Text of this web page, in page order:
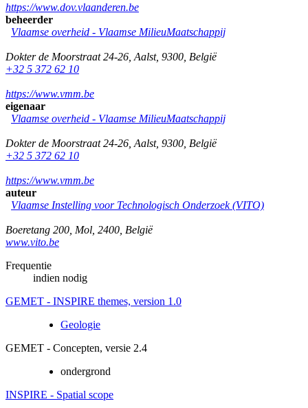
https://www.dov.vlaanderen.be
beheerder
Vlaamse overheid - Vlaamse MilieuMaatschappij
Dokter de Moorstraat 24-26 Aalst, 9300 België
+32 5 372 62 10
https://www.vmm.be
eigenaar
Vlaamse overheid - Vlaamse MilieuMaatschappij
Dokter de Moorstraat 24-26 Aalst, 9300 België
+32 5 372 62 10
https://www.vmm.be
auteur
Vlaamse Instelling voor Technologisch Onderzoek (VITO)
Boeretang 200 Mol 2400 België
www.vito.be
Frequentie
indien nodig
GEMET - INSPIRE themes, version 1.0
Geologie
GEMET - Concepten, versie 2.4
ondergrond
INSPIRE - Spatial scope